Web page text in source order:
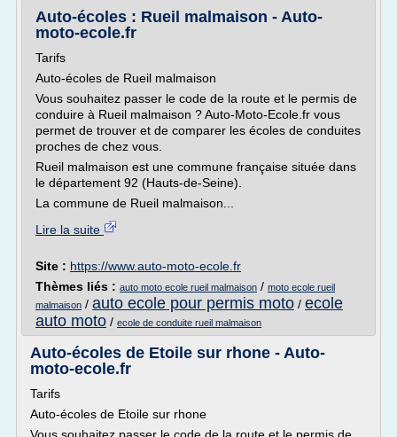
Auto-écoles : Rueil malmaison - Auto-
moto-ecole.fr
Tarifs
Auto-écoles de Rueil malmaison
Vous souhaitez passer le code de la route et le permis de
conduire à Rueil malmaison ? Auto-Moto-Ecole.fr vous
permet de trouver et de comparer les écoles de conduites
proches de chez vous.
Rueil malmaison est une commune française située dans
le département 92 (Hauts-de-Seine).
La commune de Rueil malmaison...
Lire la suite
Site : https://www.auto-moto-ecole.fr
Thèmes liés : auto moto ecole rueil malmaison / moto ecole rueil
malmaison / auto ecole pour permis moto / ecole
auto moto / ecole de conduite rueil malmaison
Auto-écoles de Etoile sur rhone - Auto-
moto-ecole.fr
Tarifs
Auto-écoles de Etoile sur rhone